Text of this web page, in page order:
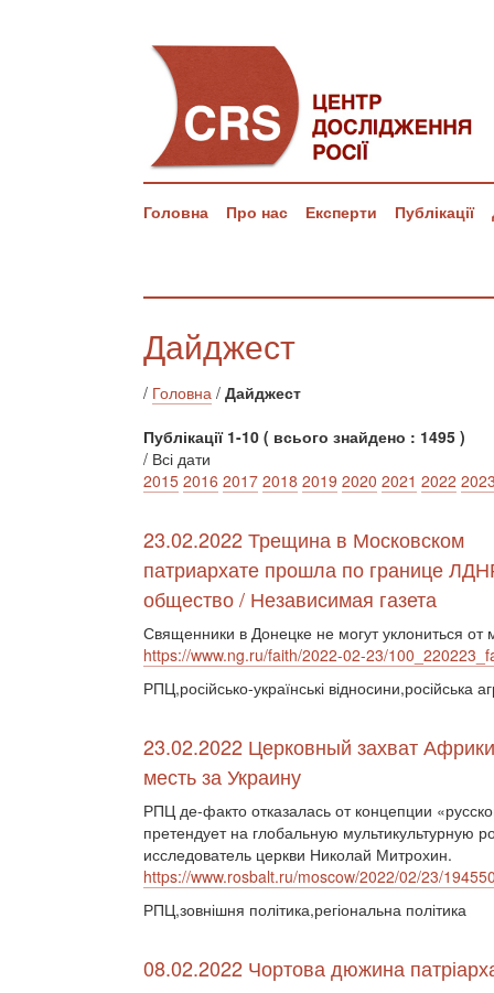
Головна Про нас Експерти Публікації
Дайджест
/ Головна / Дайджест
Публікації 1-10 ( всього знайдено : 1495 )
/ Всі дати
2015 2016 2017 2018 2019 2020 2021 2022
23.02.2022 Трещина в Московском
патриархате прошла по границе
общество / Независимая газета
Священники в Донецке не могут уклониться от
https://www.ng.ru/faith/2022-02-23/
РПЦ,російсько-українські відносини,російська
23.02.2022 Церковный захват
месть за Украину
РПЦ де-факто отказалась от концепции
претендует на глобальную мультикультурную
исследователь церкви Николай Митрохин.
https://www.rosbalt.ru/moscow/2022/02/23/
РПЦ,зовнішня політика,регіональна політика
08.02.2022 Чортова дюжина